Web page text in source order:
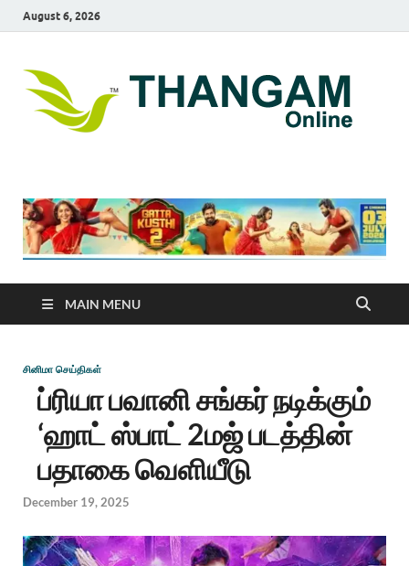
August 6, 2026
MAIN MENU
சினிமா செய்திகள்
ப்ரியா பவானி சங்கர் நடிக்கும்
‘ஹாட் ஸ்பாட் 2மஜ் படத்தின்
பதாகை வெளியீடு
December 19, 2025